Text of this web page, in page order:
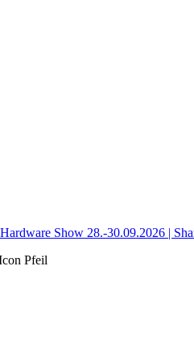
Show 28.-30.09.2026 |